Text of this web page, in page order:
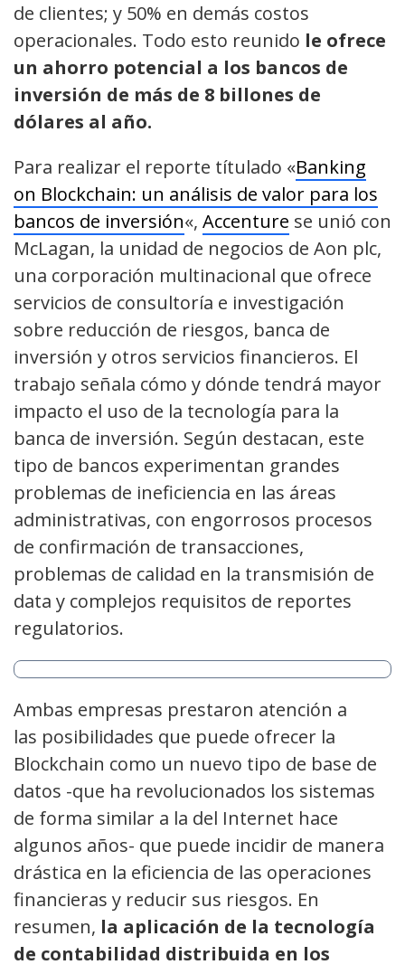
de clientes; y 50% en demás costos
operacionales. Todo esto reunido le ofrece
un ahorro potencial a los bancos de
inversión de más de 8 billones de
dólares al año.
Para realizar el reporte títulado «Banking
on Blockchain: un análisis de valor para los
bancos de inversión«, Accenture se unió con
McLagan, la unidad de negocios de Aon plc,
una corporación multinacional que ofrece
servicios de consultoría e investigación
sobre reducción de riesgos, banca de
inversión y otros servicios financieros. El
trabajo señala cómo y dónde tendrá mayor
impacto el uso de la tecnología para la
banca de inversión. Según destacan, este
tipo de bancos experimentan grandes
problemas de ineficiencia en las áreas
administrativas, con engorrosos procesos
de confirmación de transacciones,
problemas de calidad en la transmisión de
data y complejos requisitos de reportes
regulatorios.
Ambas empresas prestaron atención a
las posibilidades que puede ofrecer la
Blockchain como un nuevo tipo de base de
datos -que ha revolucionados los sistemas
de forma similar a la del Internet hace
algunos años- que puede incidir de manera
drástica en la eficiencia de las operaciones
financieras y reducir sus riesgos. En
resumen, la aplicación de la tecnología
de contabilidad distribuida en los